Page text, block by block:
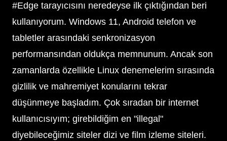
#Edge tarayıcısını neredeyse ilk çıktığından beri
kullanıyorum. Windows 11, Android telefon ve
tabletler arasındaki senkronizasyon
performansından oldukça memnunum. Ancak son
zamanlarda özellikle Linux denemelerim sırasında
gizlilik ve mahremiyet konularını tekrar
düşünmeye başladım. Çok sıradan bir internet
kullanıcısıyım; girebildiğim en "illegal"
diyebileceğimiz siteler dizi ve film izleme siteleri.